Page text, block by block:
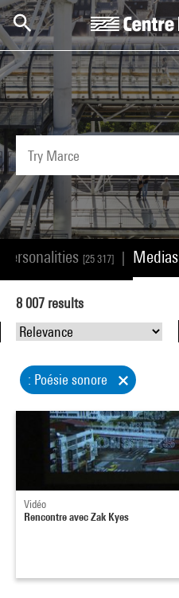
Skip to main content
Centre Pompidou
[25 317] Medias
8 007 results
: Poésie sonore
Vidéo
Rencontre avec Zak Kyes